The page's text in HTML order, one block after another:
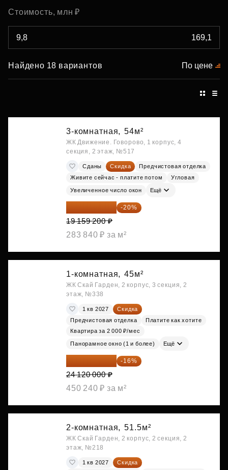
Стоимость, млн ₽
Найдено 18 вариантов По цене
3-комнатная, 54м²
ЖК Движение. Говорово, 1 корпус, 4
секция, 2 этаж, №517
Сданы Скидка
Предчистовая отделка
Живите сейчас - платите потом
Угловая
Увеличенное число окон Ещё
15 327 360 ₽ -20%
19 159 200 ₽
283 840 ₽ за м²
1-комнатная, 45м²
ЖК Скай Гарден, 2 корпус, 3 секция, 2
этаж, №338
1 кв 2027
Скидка
Предчистовая отделка
Платите как хотите
Квартира за 2 000 ₽/мес
Панорамное окно (1 и более) Ещё
20 260 800 ₽ -16%
24 120 000 ₽
450 240 ₽ за м²
2-комнатная, 51.5м²
ЖК Скай Гарден, 2 корпус, 2 секция, 2
этаж, №218
1 кв 2027
Скидка